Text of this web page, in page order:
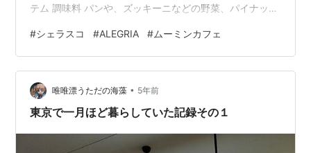
テム 調味料 パンや、ズッキーニなどの野菜、パイナップ
「もう勘弁してください〜(TдT)」マークをひっくり返す
まで 肉の塊がテーブルへ向かってくる肉の祭典！ こうし
て食いしん坊トリオの、食欲の秋が始まったのでした
（肉の後👇タリーズ） お次は、仕事帰りのムーミンカフ
ェ(*˘︶˘*).｡.:*♡ソラマチ店 入り口のムーミンに癒やされ
#シェラスコ #ALEGRIA #ムーミンカフェ
唯唯漂うただの海藻 • 5年前
東京で一月ほど暮らしていた記録その１